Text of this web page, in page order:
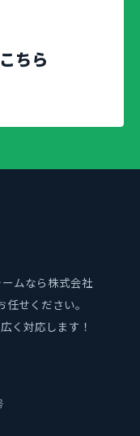
ちら
ムなら株式会社
せください。
く対応します！